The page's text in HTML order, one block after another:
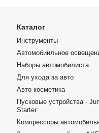
Каталог
Инструменты
Автомобиильное
Наборы автомобилиста
Для ухода за авто
Авто косметика
Пусковые устройства -
Starter
Компрессоры